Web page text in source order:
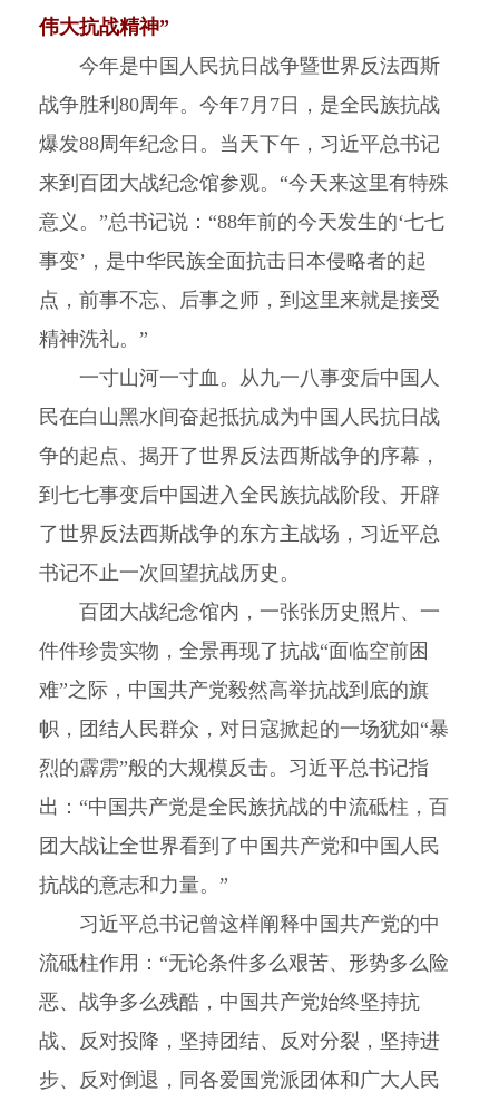
伟大抗战精神”
今年是中国人民抗日战争暨世界反法西斯
战争胜利80周年。今年7月7日，是全民族抗战
爆发88周年纪念日。当天下午，习近平总书记
来到百团大战纪念馆参观。“今天来这里有特殊
意义。”总书记说：“88年前的今天发生的‘七七
事变’，是中华民族全面抗击日本侵略者的起
点，前事不忘、后事之师，到这里来就是接受
精神洗礼。”
一寸山河一寸血。从九一八事变后中国人
民在白山黑水间奋起抵抗成为中国人民抗日战
争的起点、揭开了世界反法西斯战争的序幕，
到七七事变后中国进入全民族抗战阶段、开辟
了世界反法西斯战争的东方主战场，习近平总
书记不止一次回望抗战历史。
百团大战纪念馆内，一张张历史照片、一
件件珍贵实物，全景再现了抗战“面临空前困
难”之际，中国共产党毅然高举抗战到底的旗
帜，团结人民群众，对日寇掀起的一场犹如“暴
烈的霹雳”般的大规模反击。习近平总书记指
出：“中国共产党是全民族抗战的中流砥柱，百
团大战让全世界看到了中国共产党和中国人民
抗战的意志和力量。”
习近平总书记曾这样阐释中国共产党的中
流砥柱作用：“无论条件多么艰苦、形势多么险
恶、战争多么残酷，中国共产党始终坚持抗
战、反对投降，坚持团结、反对分裂，坚持进
步、反对倒退，同各爱国党派团体和广大人民